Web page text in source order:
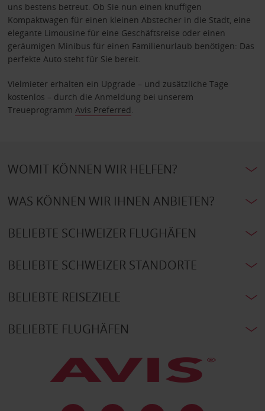
uns bestens betreut. Ob Sie nun einen knuffigen
Kompaktwagen für einen kleinen Abstecher in die Stadt, eine
elegante Limousine für eine Geschäftsreise oder einen
geräumigen Minibus für einen Familienurlaub benötigen: Das
perfekte Auto steht für Sie bereit.
Vielmieter erhalten ein Upgrade – und zusätzliche Tage
kostenlos – durch die Anmeldung bei unserem
Treueprogramm Avis Preferred
WOMIT KÖNNEN WIR HELFEN?
WAS KÖNNEN WIR IHNEN ANBIETEN?
BELIEBTE SCHWEIZER FLUGHÄFEN
BELIEBTE SCHWEIZER STANDORTE
BELIEBTE REISEZIELE
BELIEBTE FLUGHÄFEN